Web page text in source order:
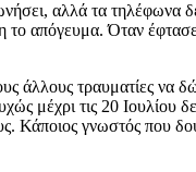
αλλά τα τηλέφωνα
απόγευμα. Όταν
άλλους τραυματίες να
μέχρι τις 20 Ιουλίου
Κάποιος γνωστός που